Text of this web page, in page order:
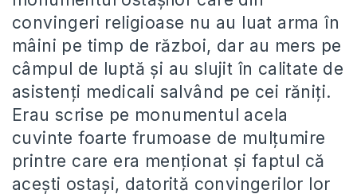
convingeri religioase nu au luat arma în
mâini pe timp de război, dar au mers pe
câmpul de luptă și au slujit în calitate de
asistenți medicali salvând pe cei răniți.
Erau scrise pe monumentul acela
cuvinte foarte frumoase de mulțumire
printre care era menționat și faptul că
acești ostași, datorită convingerilor lor